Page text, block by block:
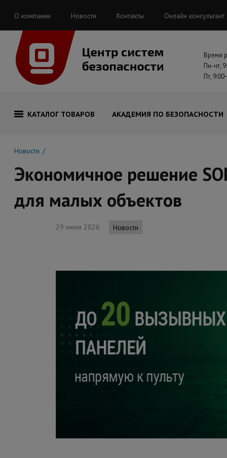
О компании Новости Контакты Онлайн консультант
Время
Пн-чт,
Пт,
КАТАЛОГ ТОВАРОВ АКАДЕМИЯ ПО БЕЗОПАСНОСТИ
Новости
Экономичное решение
для малых объектов
29 июня 2026 Новости